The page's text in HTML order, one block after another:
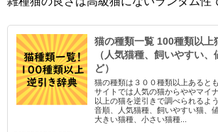
猫の種類一覧 100種類以上
（人気猫種、飼いやすい
ど）
猫の種類は３００種類以上あると
サイトでは人気の猫からややマイ
以上の猫を逆引きで調べられるよ
音順、人気猫種、飼いやすい猫、
大きい猫種、小さい猫種...